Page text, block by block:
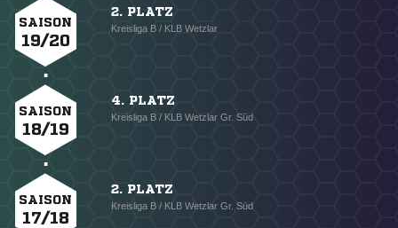
SAISON
19/20
2. PLATZ
Kreisliga B / KLB Wetzlar
SAISON
18/19
4. PLATZ
Kreisliga B / KLB Wetzlar Gr. Süd
SAISON
17/18
2. PLATZ
Kreisliga B / KLB Wetzlar Gr. Süd